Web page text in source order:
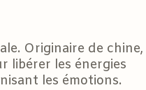
Originaire de chine,
libérer les énergies
les émotions.